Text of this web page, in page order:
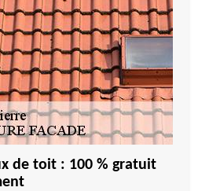
de toit : 100 % gratuit